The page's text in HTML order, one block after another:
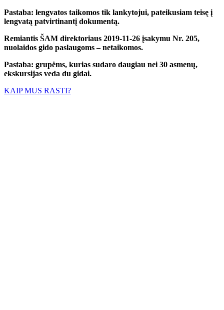
Pastaba: lengvatos taikomos tik lankytojui, pateikusiam teisę į
lengvatą patvirtinantį dokumentą.
Remiantis ŠAM direktoriaus 2019-11-26 įsakymu Nr. 205,
nuolaidos gido paslaugoms – netaikomos.
Pastaba: grupėms, kurias sudaro daugiau nei 30 asmenų,
ekskursijas veda du gidai.
KAIP MUS RASTI?